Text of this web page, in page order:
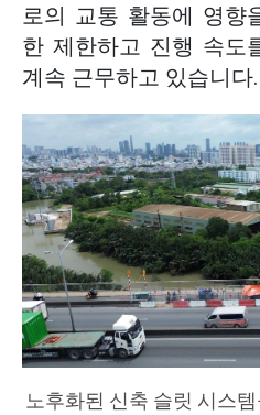
로의 교통 활동에 영향
한 제한하고 진행 속도
계속 근무하고 있습니다.
노후화된 신축 슬릿 시스